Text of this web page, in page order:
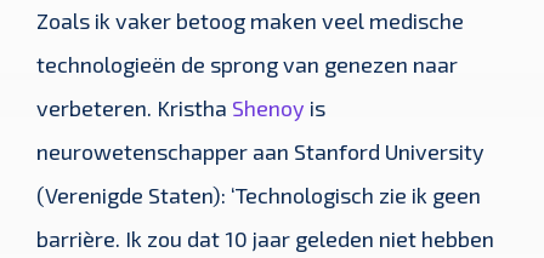
Zoals ik vaker betoog maken veel medische
technologieën de sprong van genezen naar
verbeteren. Kristha Shenoy is
neurowetenschapper aan Stanford University
(Verenigde Staten): ‘Technologisch zie ik geen
barrière. Ik zou dat 10 jaar geleden niet hebben